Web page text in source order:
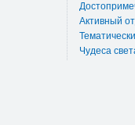
Активный
Чудеса